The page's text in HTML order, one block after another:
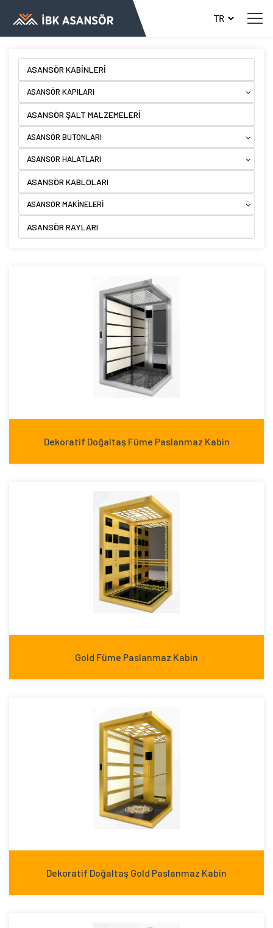
ASANSÖR KABİNLERİ
ASANSÖR KAPILARI
ASANSÖR ŞALT MALZEMELERİ
ASANSÖR BUTONLARI
ASANSÖR HALATLARI
ASANSÖR KABLOLARI
ASANSÖR MAKİNELERİ
ASANSÖR RAYLARI
Dekoratif Doğaltaş Füme Paslanmaz Kabin
Gold Füme Paslanmaz Kabin
Dekoratif Doğaltaş Gold Paslanmaz Kabin